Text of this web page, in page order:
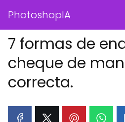
PhotoshopIA
7 formas de
cheque de
correcta.